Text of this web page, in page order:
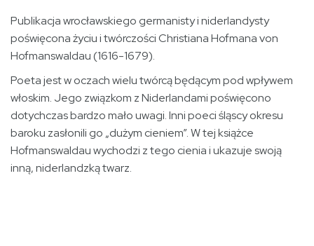
Publikacja wrocławskiego germanisty i niderlandysty
poświęcona życiu i twórczości Christiana Hofmana von
Hofmanswaldau (1616-1679).
Poeta jest w oczach wielu twórcą będącym pod wpływem
włoskim. Jego związkom z Niderlandami poświęcono
dotychczas bardzo mało uwagi. Inni poeci śląscy okresu
baroku zasłonili go „du­żym cieniem”. W tej książce
Hofmanswaldau wychodzi z tego cienia i ukazuje swoją
inną, niderlandzką twarz.